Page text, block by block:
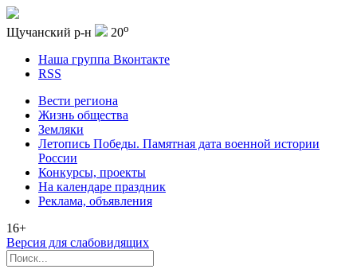
Щучанский р-н 20o
Наша группа Вконтакте
RSS
Вести региона
Жизнь общества
Земляки
Летопись Победы. Памятная дата военной истории
России
Конкурсы, проекты
На календаре праздник
Реклама, объявления
16+
Версия для слабовидящих